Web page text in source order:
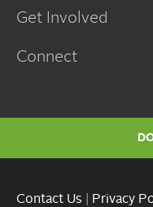
Get Involved
Connect
Contact Us Privacy